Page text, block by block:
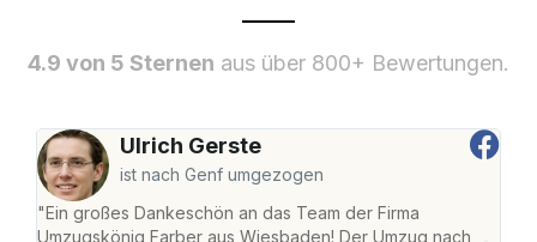
4.9 von 5 Sternen aus über 800+ Bewertungen.
Ulrich Gerste
ist nach Genf umgezogen
"Ein großes Dankeschön an das Team der Firma
Umzugskönig Farber aus Wiesbaden! Der Umzug nach